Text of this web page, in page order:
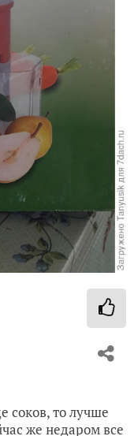
соков, то лучше
же недаром все